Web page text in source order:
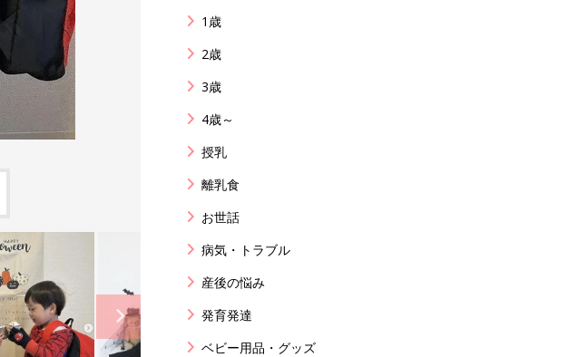
1歳
2歳
3歳
4歳～
授乳
離乳食
お世話
病気・トラブル
産後の悩み
発育発達
ベビー用品・グッズ